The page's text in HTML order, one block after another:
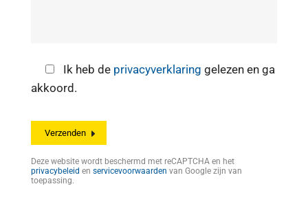
Ik heb de privacyverklaring gelezen en ga
akkoord.
Deze website wordt beschermd met reCAPTCHA en het
privacybeleid en servicevoorwaarden van Google zijn van
toepassing.